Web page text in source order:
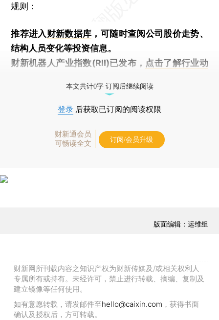
规则：
推荐进入财新数据库 ，可随时查阅公司股价走势、
结构人员变化等投资信息。
财新机器人产业指数(RII)已发布， 点击了解行业动
本文共计0字 订阅后继续阅读
登录 后获取已订阅的阅读权限
财新通会员
可畅读全文
订阅/会员升级
版面编辑：运维组
财新网所刊载内容之知识产权为财新传媒及/或相关权利人
专属所有或持有。未经许可，禁止进行转载、摘编、复制及
建立镜像等任何使用。
如有意愿转载，请发邮件至hello@caixin.com ，获得书面
确认及授权后，方可转载。